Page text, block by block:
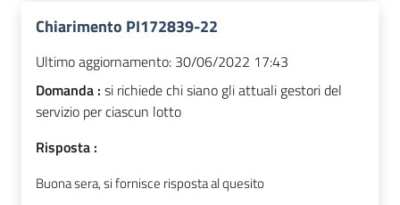
Chiarimento PI172839-22
Ultimo aggiornamento: 30/06/2022 17:43
Domanda : si richiede chi siano gli attuali gestori del
servizio per ciascun lotto
Risposta :
Buona sera, si fornisce risposta al quesito